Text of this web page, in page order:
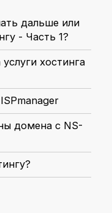
дальше или
- Часть 1?
хостинга
домена с NS-